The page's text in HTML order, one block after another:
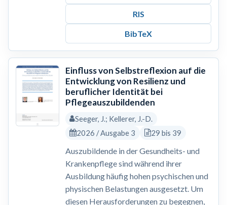
RIS
BibTeX
Einfluss von Selbstreflexion auf die
Entwicklung von Resilienz und
beruflicher Identität bei
Pflegeauszubildenden
Seeger, J.; Kellerer, J.-D.
2026 / Ausgabe 3
29 bis 39
Auszubildende in der Gesundheits- und
Krankenpflege sind während ihrer
Ausbildung häufig hohen psychischen und
physischen Belastungen ausgesetzt. Um
diesen Herausforderungen zu begegnen,